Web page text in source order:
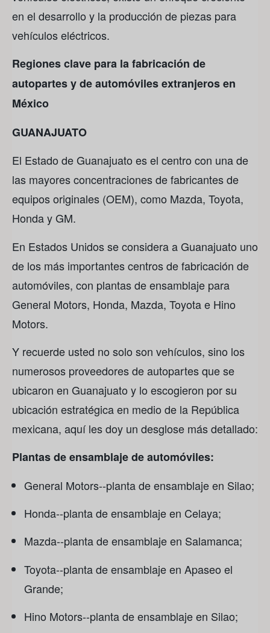
en el desarrollo y la producción de piezas para
vehículos eléctricos.
Regiones clave para la fabricación de
autopartes y de automóviles extranjeros en
México
GUANAJUATO
El Estado de Guanajuato es el centro con una de
las mayores concentraciones de fabricantes de
equipos originales (OEM), como Mazda, Toyota,
Honda y GM.
En Estados Unidos se considera a Guanajuato uno
de los más importantes centros de fabricación de
automóviles, con plantas de ensamblaje para
General Motors, Honda, Mazda, Toyota e Hino
Motors.
Y recuerde usted no solo son vehículos, sino los
numerosos proveedores de autopartes que se
ubicaron en Guanajuato y lo escogieron por su
ubicación estratégica en medio de la República
mexicana, aquí les doy un desglose más detallado:
Plantas de ensamblaje de automóviles:
General Motors--planta de ensamblaje en Silao;
Honda--planta de ensamblaje en Celaya;
Mazda--planta de ensamblaje en Salamanca;
Toyota--planta de ensamblaje en Apaseo el
Grande;
Hino Motors--planta de ensamblaje en Silao;